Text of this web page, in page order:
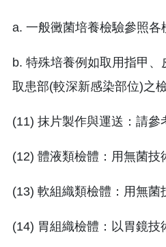
a. 一般黴菌培養檢驗參照各
b. 特殊培養例如取用指甲
取患部(較深新感染部位)之
(11) 抹片製作與運送：請參
(12) 體液類檢體：用無菌
(13) 軟組織類檢體：用無菌
(14) 胃組織檢體：以胃鏡